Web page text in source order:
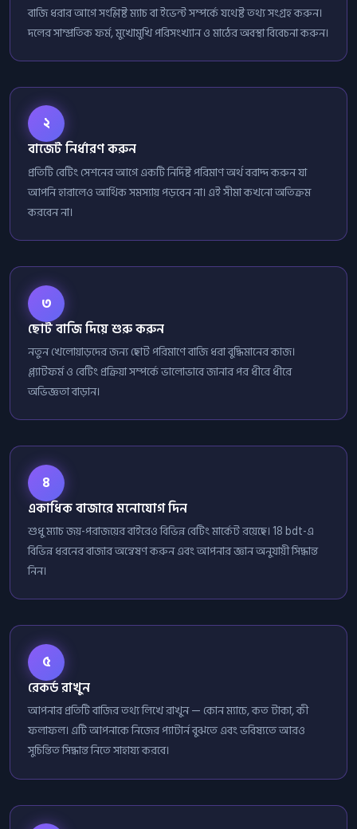
বাজি ধরার আগে সংশ্লিষ্ট ম্যাচ বা ইভেন্ট সম্পর্কে যথেষ্ট তথ্য সংগ্রহ করুন।
দলের সাম্প্রতিক ফর্ম, মুখোমুখি পরিসংখ্যান ও মাঠের অবস্থা বিবেচনা করুন।
২
বাজেট নির্ধারণ করুন
প্রতিটি বেটিং সেশনের আগে একটি নির্দিষ্ট পরিমাণ অর্থ বরাদ্দ করুন যা
আপনি হারালেও আর্থিক সমস্যায় পড়বেন না। এই সীমা কখনো অতিক্রম
করবেন না।
৩
ছোট বাজি দিয়ে শুরু করুন
নতুন খেলোয়াড়দের জন্য ছোট পরিমাণে বাজি ধরা বুদ্ধিমানের কাজ।
প্ল্যাটফর্ম ও বেটিং প্রক্রিয়া সম্পর্কে ভালোভাবে জানার পর ধীরে ধীরে
অভিজ্ঞতা বাড়ান।
৪
একাধিক বাজারে মনোযোগ দিন
শুধু ম্যাচ জয়-পরাজয়ের বাইরেও বিভিন্ন বেটিং মার্কেট রয়েছে। 18 bdt-এ
বিভিন্ন ধরনের বাজার অন্বেষণ করুন এবং আপনার জ্ঞান অনুযায়ী সিদ্ধান্ত
নিন।
৫
রেকর্ড রাখুন
আপনার প্রতিটি বাজির তথ্য লিখে রাখুন — কোন ম্যাচে, কত টাকা, কী
ফলাফল। এটি আপনাকে নিজের প্যাটার্ন বুঝতে এবং ভবিষ্যতে আরও
সুচিন্তিত সিদ্ধান্ত নিতে সাহায্য করবে।